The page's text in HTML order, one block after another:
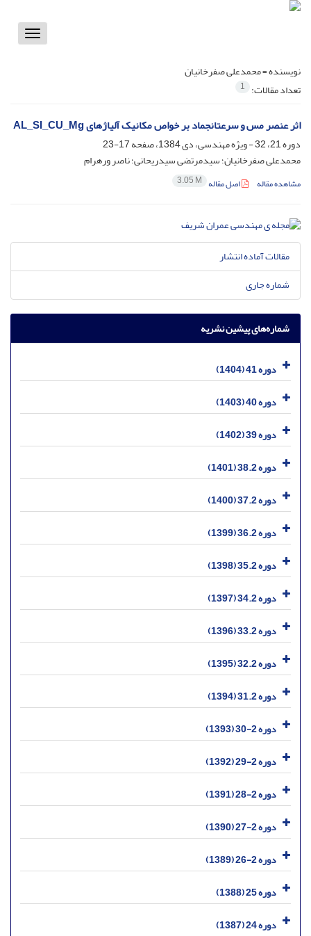
Toggle
نویسنده =محمدعلی صفرخانیان
تعداد مقالات: 1
اثر عنصر مس و سرعتانجماد بر خواص مکانیک آلیاژ‌های AL_SI_CU_Mg
دوره 21، 32 - ویژه مهندسی، دی 1384، صفحه
17-23
محمدعلی صفرخانیان؛ سیدمرتضی سیدریحانی؛ ناصر ورهرام
مشاهده مقاله اصل مقاله 3.05 M
مقالات آماده انتشار
شماره جاری
شماره‌های پیشین نشریه
دوره 41 (1404)
دوره 40 (1403)
دوره 39 (1402)
دوره 38.2 (1401)
دوره 37.2 (1400)
دوره 36.2 (1399)
دوره 35.2 (1398)
دوره 34.2 (1397)
دوره 33.2 (1396)
دوره 32.2 (1395)
دوره 31.2 (1394)
دوره 2-30 (1393)
دوره 2-29 (1392)
دوره 2-28 (1391)
دوره 2-27 (1390)
دوره 2-26 (1389)
دوره 25 (1388)
دوره 24 (1387)